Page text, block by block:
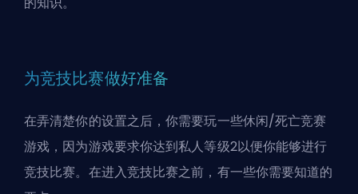
为竞技比赛做好准备
在弄清楚你的设置之后，你需要玩一些休闲/死亡竞赛
游戏，因为游戏要求你达到私人等级2以便你能够进行
竞技比赛。在进入竞技比赛之前，有一些你需要知道的